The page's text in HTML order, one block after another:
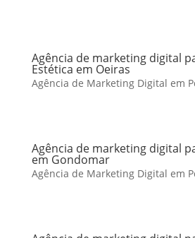
Agência de marketing digital
Estética em Oeiras
Agência de Marketing Digital em
Agência de marketing digital
em Gondomar
Agência de Marketing Digital em